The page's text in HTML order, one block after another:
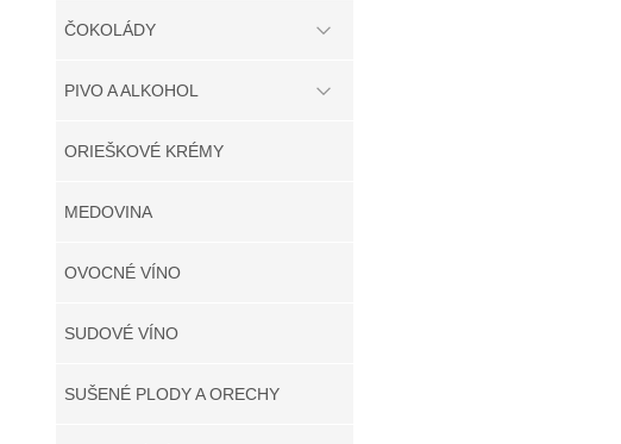
ČOKOLÁDY
PIVO A ALKOHOL
ORIEŠKOVÉ KRÉMY
MEDOVINA
OVOCNÉ VÍNO
SUDOVÉ VÍNO
SUŠENÉ PLODY A ORECHY